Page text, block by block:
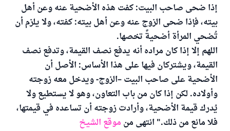
إذا ضحى صاحب البيت: كفت هذه الأضحية عنه وعن أهل
بيته، فإذا ضحى الزوج عنه وعن أهل بيته: كفته، ولا يلزم أن
تُضحي المرأة أضحيةً تخصها.
اللهم إلا إذا كان مراده أنه يدفع نصف القيمة، وتدفع نصف
القيمة، ويشتركان فيها على هذا الأساس: الأصل أن
الأضحية على صاحب البيت –الزوج- ويدخل معه زوجته
وأولاده. لكن إذا كان من باب التعاون، وهو لا يستطيع ولا
يُدرك قيمة الأضحية، وأرادت زوجته أن تساعده في قيمتها،
فلا مانع من ذلك." انتهى من موقع الشيخ